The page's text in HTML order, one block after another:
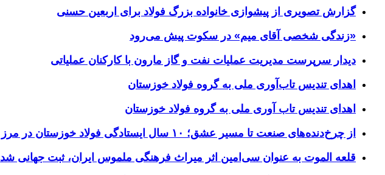
گزارش تصویری از پیشوازی خانواده بزرگ فولاد برای اربعین حسنی
«زندگی شخصی آقای میم» در سکوت پیش می‌رود
دیدار سرپرست مدیریت عملیات نفت و گاز مارون با کارکنان عملیاتی
اهدای تندیس تاب‌آوری ملی به گروه فولاد خوزستان
اهدای تندیس تاب آوری ملی به گروه فولاد خوزستان
از چرخ‌دنده‌های صنعت تا مسیر عشق؛ ۱۰ سال ایستادگی فولاد خوزستان در مرز چذابه
قلعه الموت به عنوان سی‌امین اثر میراث‌ فرهنگی ملموس ایران، ثبت جهانی شد